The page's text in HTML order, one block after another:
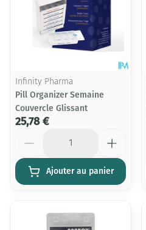
Infinity Pharma
Pill Organizer Semaine
Couvercle Glissant
25,78 €
Ajouter au panier